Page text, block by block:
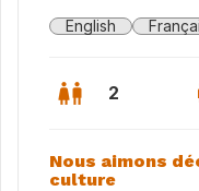
English
2
Nous aimons
culture